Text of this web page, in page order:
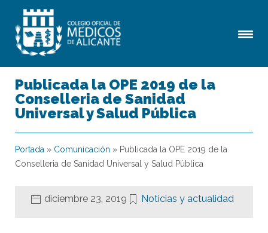
Publicada la OPE 2019 de la
Conselleria de Sanidad
Universal y Salud Pública
Portada » Comunicación » Publicada la OPE 2019 de la
Conselleria de Sanidad Universal y Salud Pública
diciembre 23, 2019 Noticias y actualidad